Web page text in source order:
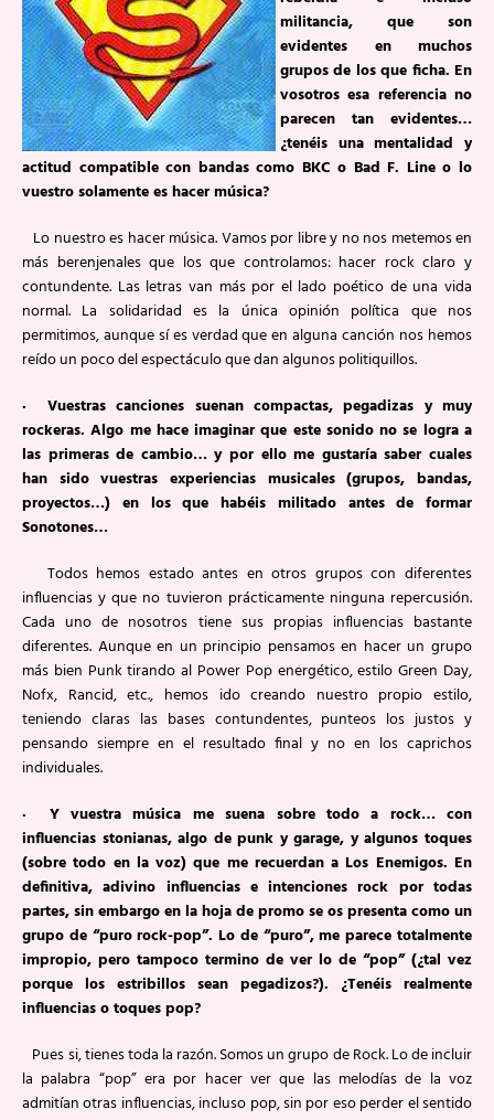
militancia, que son
evidentes en muchos
grupos de los que ficha. En
vosotros esa referencia no
parecen tan evidentes…
¿tenéis una mentalidad y
actitud compatible con bandas como BKC o Bad F. Line o lo
vuestro solamente es hacer música?
Lo nuestro es hacer música. Vamos por libre y no nos metemos en
más berenjenales que los que controlamos: hacer rock claro y
contundente. Las letras van más por el lado poético de una vida
normal. La solidaridad es la única opinión política que nos
permitimos, aunque sí es verdad que en alguna canción nos hemos
reído un poco del espectáculo que dan algunos politiquillos.
· Vuestras canciones suenan compactas, pegadizas y muy
rockeras. Algo me hace imaginar que este sonido no se logra a
las primeras de cambio… y por ello me gustaría saber cuales
han sido vuestras experiencias musicales (grupos, bandas,
proyectos…) en los que habéis militado antes de formar
Sonotones…
Todos hemos estado antes en otros grupos con diferentes
influencias y que no tuvieron prácticamente ninguna repercusión.
Cada uno de nosotros tiene sus propias influencias bastante
diferentes. Aunque en un principio pensamos en hacer un grupo
más bien Punk tirando al Power Pop energético, estilo Green Day,
Nofx, Rancid, etc., hemos ido creando nuestro propio estilo,
teniendo claras las bases contundentes, punteos los justos y
pensando siempre en el resultado final y no en los caprichos
individuales.
· Y vuestra música me suena sobre todo a rock… con
influencias stonianas, algo de punk y garage, y algunos toques
(sobre todo en la voz) que me recuerdan a Los Enemigos. En
definitiva, adivino influencias e intenciones rock por todas
partes, sin embargo en la hoja de promo se os presenta como un
grupo de “puro rock-pop”. Lo de “puro”, me parece totalmente
impropio, pero tampoco termino de ver lo de “pop” (¿tal vez
porque los estribillos sean pegadizos?). ¿Tenéis realmente
influencias o toques pop?
Pues si, tienes toda la razón. Somos un grupo de Rock. Lo de incluir
la palabra “pop” era por hacer ver que las melodías de la voz
admitían otras influencias, incluso pop, sin por eso perder el sentido